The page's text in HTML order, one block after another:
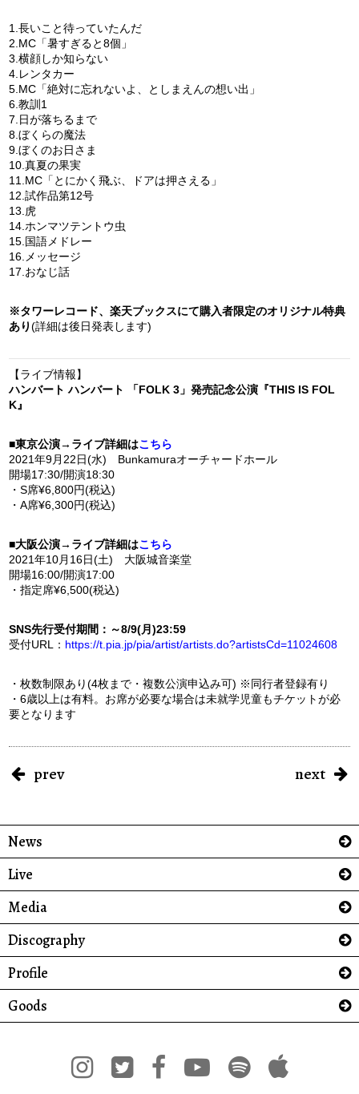
1.長いこと待っていたんだ
2.MC「暑すぎると8個」
3.横顔しか知らない
4.レンタカー
5.MC「絶対に忘れないよ、としまえんの想い出」
6.教訓1
7.日が落ちるまで
8.ぼくらの魔法
9.ぼくのお日さま
10.真夏の果実
11.MC「とにかく飛ぶ、ドアは押さえる」
12.試作品第12号
13.虎
14.ホンマツテントウ虫
15.国語メドレー
16.メッセージ
17.おなじ話
※タワーレコード、楽天ブックスにて購入者限定のオリジナル特典
あり(詳細は後日発表します)
【ライブ情報】
ハンバート ハンバート 「FOLK 3」発売記念公演『THIS IS FOL
K』
■東京公演→ライブ詳細はこちら
2021年9月22日(水) Bunkamuraオーチャードホール
開場17:30/開演18:30
・S席¥6,800円(税込)
・A席¥6,300円(税込)
■大阪公演→ライブ詳細はこちら
2021年10月16日(土) 大阪城音楽堂
開場16:00/開演17:00
・指定席¥6,500(税込)
SNS先行受付期間：～8/9(月)23:59
受付URL： https://t.pia.jp/pia/artist/artists.do?artistsCd=11024608
・枚数制限あり(4枚まで・複数公演申込み可) ※同行者登録有り
・6歳以上は有料。 お席が必要な場合は未就学児童もチケットが必
要となります
prev next
News
Live
Media
Discography
Profile
Goods